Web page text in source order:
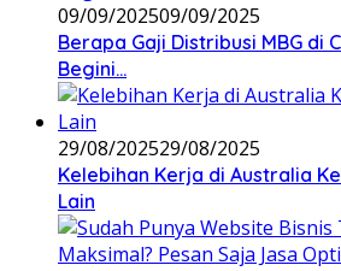
09/09/202509/09/2025
Berapa Gaji Distribusi MBG di
Begini…
29/08/202529/08/2025
Kelebihan Kerja di Australia
Lain